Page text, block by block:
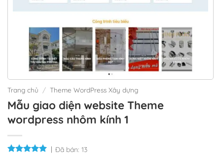
Trang chủ / Theme WordPress Xây dựng
Mẫu giao diện website Theme
wordpress nhôm kính 1
Đã bán: 13